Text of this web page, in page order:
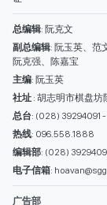
西贡解放报网版权所有
由越南新闻与传播部
证
总编辑